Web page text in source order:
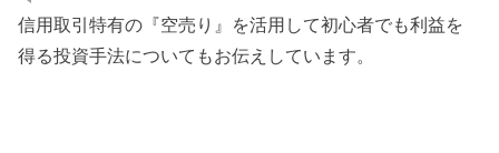
信用取引特有の『空売り』を活用して初心者でも利益を
得る投資手法についてもお伝えしています。